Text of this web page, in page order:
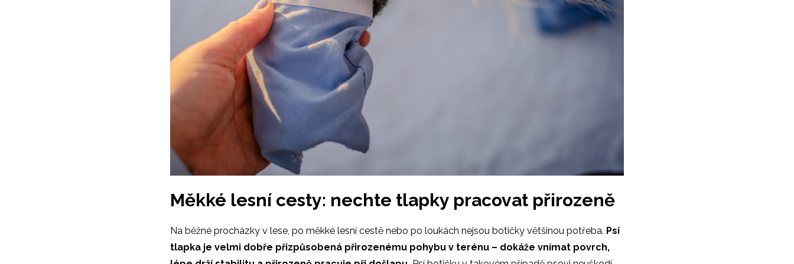
Měkké lesní cesty: nechte tlapky pracovat přirozeně
Na běžné procházky v lese, po měkké lesní cestě nebo po loukách nejsou botičky většinou potřeba. Psí
tlapka je velmi dobře přizpůsobená přirozenému pohybu v terénu – dokáže vnímat povrch,